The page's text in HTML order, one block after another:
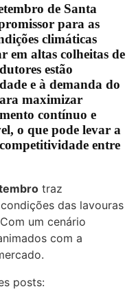
de Santa
para as
climáticas
em altas colheitas de
estão
e à demanda do
maximizar
contínuo e
o que pode levar a
entre
traz
das lavouras
um cenário
com a
posts: